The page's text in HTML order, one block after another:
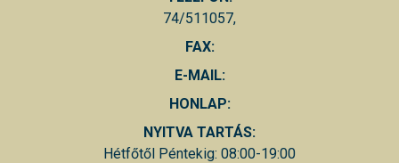
74/511057,
FAX:
E-MAIL:
HONLAP:
NYITVA TARTÁS:
Hétfőtől Péntekig: 08:00-19:00